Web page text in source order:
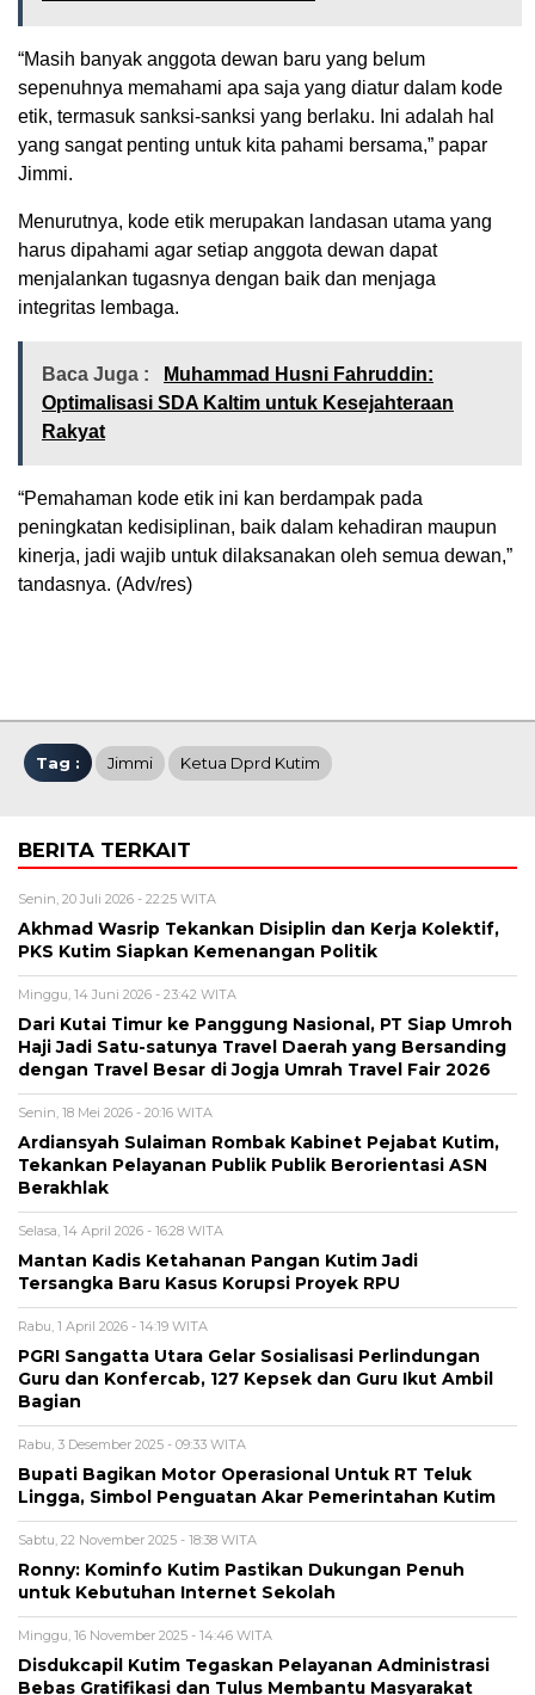
“Masih banyak anggota dewan baru yang belum
sepenuhnya memahami apa saja yang diatur dalam kode
etik, termasuk sanksi-sanksi yang berlaku. Ini adalah hal
yang sangat penting untuk kita pahami bersama,” papar
Jimmi.
Menurutnya, kode etik merupakan landasan utama yang
harus dipahami agar setiap anggota dewan dapat
menjalankan tugasnya dengan baik dan menjaga
integritas lembaga.
Baca Juga :
Muhammad Husni Fahruddin:
Optimalisasi SDA Kaltim untuk Kesejahteraan
Rakyat
“Pemahaman kode etik ini kan berdampak pada
peningkatan kedisiplinan, baik dalam kehadiran maupun
kinerja, jadi wajib untuk dilaksanakan oleh semua dewan,”
tandasnya. (Adv/res)
Tag : Jimmi Ketua Dprd Kutim
BERITA TERKAIT
Senin, 20 Juli 2026 - 22:25 WITA
Akhmad Wasrip Tekankan Disiplin dan Kerja Kolektif,
PKS Kutim Siapkan Kemenangan Politik
Minggu, 14 Juni 2026 - 23:42 WITA
Dari Kutai Timur ke Panggung Nasional, PT Siap Umroh
Haji Jadi Satu-satunya Travel Daerah yang Bersanding
dengan Travel Besar di Jogja Umrah Travel Fair 2026
Senin, 18 Mei 2026 - 20:16 WITA
Ardiansyah Sulaiman Rombak Kabinet Pejabat Kutim,
Tekankan Pelayanan Publik Publik Berorientasi ASN
Berakhlak
Selasa, 14 April 2026 - 16:28 WITA
Mantan Kadis Ketahanan Pangan Kutim Jadi
Tersangka Baru Kasus Korupsi Proyek RPU
Rabu, 1 April 2026 - 14:19 WITA
PGRI Sangatta Utara Gelar Sosialisasi Perlindungan
Guru dan Konfercab, 127 Kepsek dan Guru Ikut Ambil
Bagian
Rabu, 3 Desember 2025 - 09:33 WITA
Bupati Bagikan Motor Operasional Untuk RT Teluk
Lingga, Simbol Penguatan Akar Pemerintahan Kutim
Sabtu, 22 November 2025 - 18:38 WITA
Ronny: Kominfo Kutim Pastikan Dukungan Penuh
untuk Kebutuhan Internet Sekolah
Minggu, 16 November 2025 - 14:46 WITA
Disdukcapil Kutim Tegaskan Pelayanan Administrasi
Bebas Gratifikasi dan Tulus Membantu Masyarakat